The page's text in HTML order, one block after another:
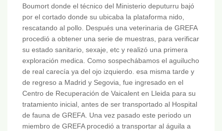
Boumort donde el técnico del Ministerio deputurru bajó
por el cortado donde su ubicaba la plataforma nido,
rescatando al pollo. Después una veterinaria de GREFA
procedió a obtener una serie de muestras, para verificar
su estado sanitario, sexaje, etc y realizó una primera
exploración medica. Como sospechábamos el aguilucho
de real carecía ya del ojo izquierdo. esa misma tarde y
de regreso a Madrid y Segovia, fue ingresado en el
Centro de Recuperación de Vaicalent en Lleida para su
tratamiento inicial, antes de ser transportado al Hospital
de fauna de GREFA. Una vez pasado este periodo un
miembro de GREFA procedió a transportar al águila a